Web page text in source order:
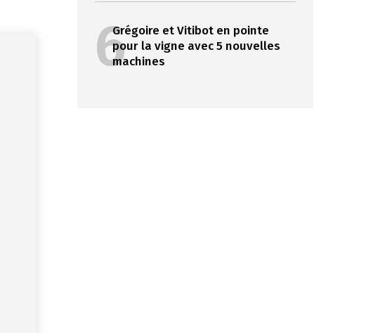
6Grégoire et Vitibot en pointe
pour la vigne avec 5 nouvelles
machines